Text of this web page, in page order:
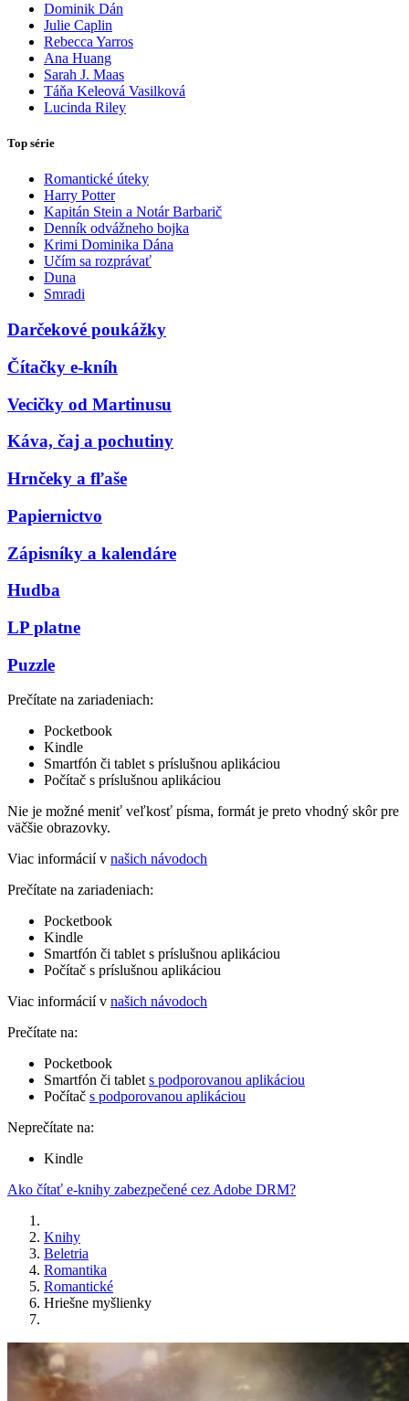
Dominik Dán
Julie Caplin
Rebecca Yarros
Ana Huang
Sarah J. Maas
Táňa Keleová Vasilková
Lucinda Riley
Top série
Romantické úteky
Harry Potter
Kapitán Stein a Notár Barbarič
Denník odvážneho bojka
Krimi Dominika Dána
Učím sa rozprávať
Duna
Smradi
Darčekové poukážky
Čítačky e-kníh
Vecičky od Martinusu
Káva, čaj a pochutiny
Hrnčeky a fľaše
Papiernictvo
Zápisníky a kalendáre
Hudba
LP platne
Puzzle
Prečítate na zariadeniach:
Pocketbook
Kindle
Smartfón či tablet s príslušnou aplikáciou
Počítač s príslušnou aplikáciou
Nie je možné meniť veľkosť písma, formát je preto vhodný skôr pre
väčšie obrazovky.
Viac informácií v našich návodoch
Prečítate na zariadeniach:
Pocketbook
Kindle
Smartfón či tablet s príslušnou aplikáciou
Počítač s príslušnou aplikáciou
Viac informácií v našich návodoch
Prečítate na:
Pocketbook
Smartfón či tablet s podporovanou aplikáciou
Počítač s podporovanou aplikáciou
Neprečítate na:
Kindle
Ako čítať e-knihy zabezpečené cez Adobe DRM?
Knihy
Beletria
Romantika
Romantické
Hriešne myšlienky